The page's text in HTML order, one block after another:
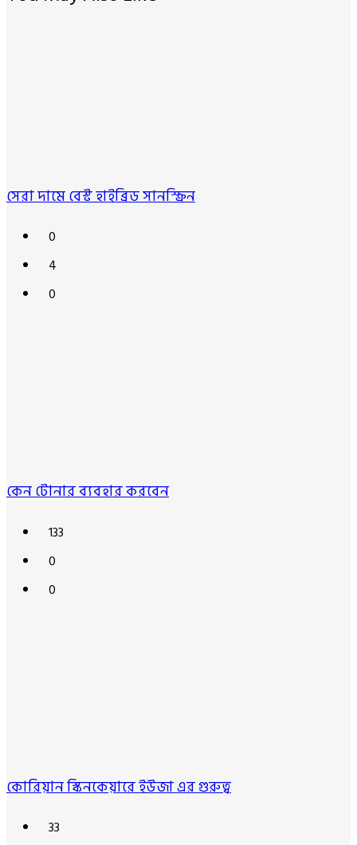
সেরা দামে বেস্ট হাইব্রিড সানস্ক্রিন
0
4
0
কেন টোনার ব্যবহার করবেন
133
0
0
কোরিয়ান স্কিনকেয়ারে ইউজা এর গুরুত্ব
33